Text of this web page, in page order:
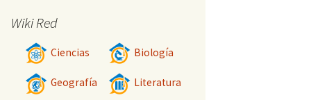
Wiki Red
Ciencias Biología
Geografía Literatura